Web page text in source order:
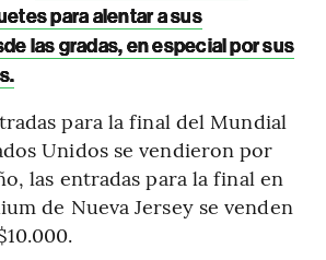
para alentar a sus
las gradas, en especial por sus
para la final del Mundial
Unidos se vendieron por
las entradas para la final en
de Nueva Jersey se venden